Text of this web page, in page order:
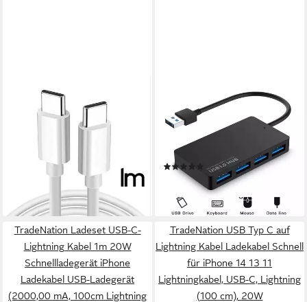
TRADENATION
USB C auf USB C Ladekabel
Datenkabel für Samsung
lieferbar - in 4-5 Werktagen bei dir
Laptop-Dockingstation USB
Hub 3.0 Verteiler 4 Port
Splitter Datenhub für Laptop
PC 4-IN-1, (USB Dock, 1 St.,
Dockingstation), 5 Gbps
(4)
8,99 €
lieferbar - in 4-5 Werktagen bei dir
TradeNation Ladeset USB-C-
Lightning Kabel 1m 20W
Schnellladegerät iPhone
Ladekabel USB-Ladegerät
(2000,00 mA, 100cm Lightning
TradeNation USB Typ C auf
Lightning Kabel Ladekabel Schnell
für iPhone 14 13 11
Lightningkabel, USB-C, Lightning
(100 cm), 20W